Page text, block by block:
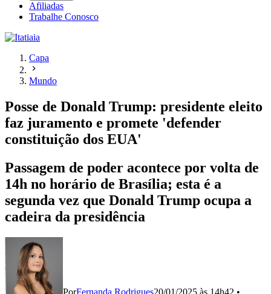
Afiliadas
Trabalhe Conosco
Capa
Mundo
Posse de Donald Trump: presidente eleito
faz juramento e promete 'defender
constituição dos EUA'
Passagem de poder acontece por volta de
14h no horário de Brasília; esta é a
segunda vez que Donald Trump ocupa a
cadeira da presidência
PorFernanda Rodrigues20/01/2025 às 14h42 •